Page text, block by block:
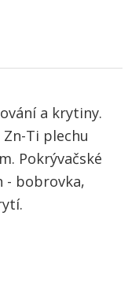
a krytiny.
Ti plechu
Pokrývačské
- bobrovka,